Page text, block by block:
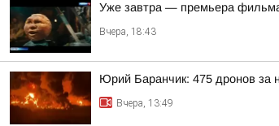
Уже завтра — премьера
Вчера, 18:43
Юрий Баранчик: 475 дронов за
Вчера, 13:49